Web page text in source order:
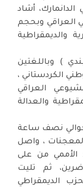
الدانمارك، أشاد
العراقي وبحجم
والديمقراطية
) وباللغتين
الكردستاني ،
العراقي
والعدالة
نصف ساعة
، واصل
الأممي من على
ثم تليت
الديمقراطي